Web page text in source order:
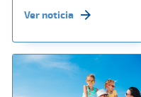
Ver noticia